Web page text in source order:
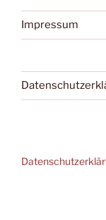
Impressum